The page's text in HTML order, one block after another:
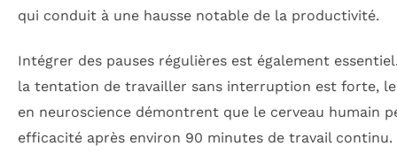
qui conduit à une hausse notable de la productivité.
Intégrer des pauses régulières est également
la tentation de travailler sans interruption est forte,
en neuroscience démontrent que le cerveau humain
efficacité après environ 90 minutes de travail continu.